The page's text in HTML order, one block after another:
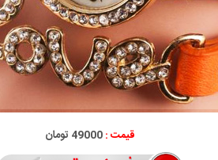
قیمت :49000 تومان